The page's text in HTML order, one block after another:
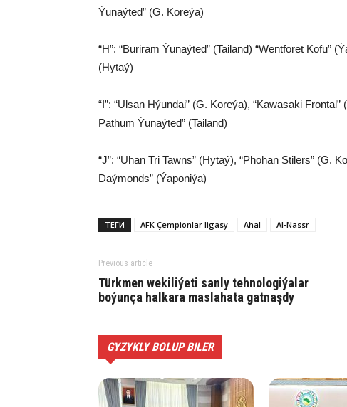
Ýunaýted” (G. Koreýa)
“H”: “Buriram Ýunaýted” (Tailand) “Wentforet Kofu”
(Hytaý)
“I”: “Ulsan Hýundai” (G. Koreýa), “Kawasaki
Pathum Ýunaýted” (Tailand)
“J”: “Uhan Tri Tawns” (Hytaý), “Phohan Stilers” (G.
Daýmonds” (Ýaponiýa)
ТЕГИ AFK Çempionlar ligasy Ahal Al-Nassr
Previous article
Türkmen wekiliýeti sanly tehnologiýalar
boýunça halkara maslahata gatnaşdy
GYZYKLY BOLUP BILER